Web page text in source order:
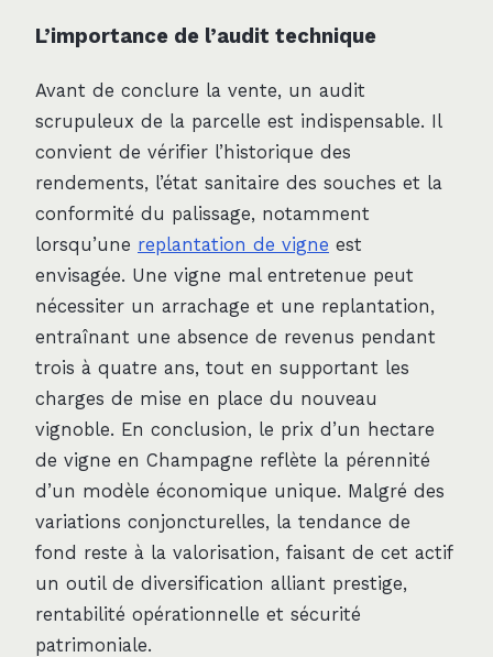
L’importance de l’audit technique
Avant de conclure la vente, un audit
scrupuleux de la parcelle est indispensable. Il
convient de vérifier l’historique des
rendements, l’état sanitaire des souches et la
conformité du palissage, notamment
lorsqu’une replantation de vigne est
envisagée. Une vigne mal entretenue peut
nécessiter un arrachage et une replantation,
entraînant une absence de revenus pendant
trois à quatre ans, tout en supportant les
charges de mise en place du nouveau
vignoble. En conclusion, le prix d’un hectare
de vigne en Champagne reflète la pérennité
d’un modèle économique unique. Malgré des
variations conjoncturelles, la tendance de
fond reste à la valorisation, faisant de cet actif
un outil de diversification alliant prestige,
rentabilité opérationnelle et sécurité
patrimoniale.